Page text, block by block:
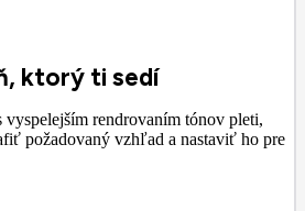
ktorý ti sedí
rendrovaním tónov pleti,
požadovaný vzhľad a nastaviť ho pre